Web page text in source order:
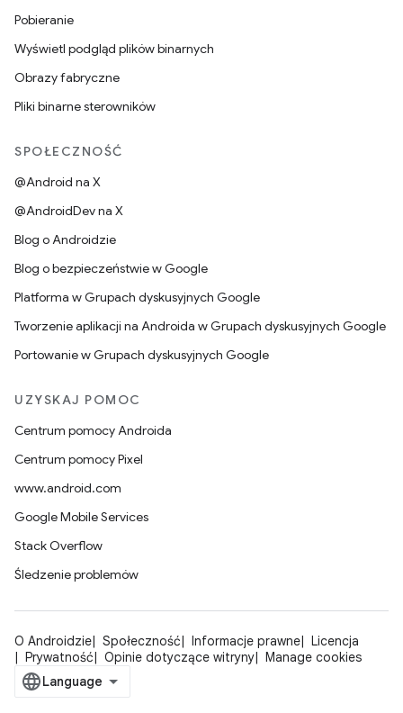
Pobieranie
Wyświetl podgląd plików binarnych
Obrazy fabryczne
Pliki binarne sterowników
SPOŁECZNOŚĆ
@Android na X
@AndroidDev na X
Blog o Androidzie
Blog o bezpieczeństwie w Google
Platforma w Grupach dyskusyjnych Google
Tworzenie aplikacji na Androida w Grupach dyskusyjnych Google
Portowanie w Grupach dyskusyjnych Google
UZYSKAJ POMOC
Centrum pomocy Androida
Centrum pomocy Pixel
www.android.com
Google Mobile Services
Stack Overflow
Śledzenie problemów
O Androidzie Społeczność Informacje prawne
Licencja
Prywatność
Opinie dotyczące witryny Manage cookies